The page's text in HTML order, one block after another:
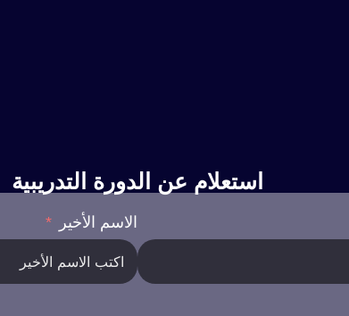
استعلام عن الدورة التدريبية
الاسم الأخير